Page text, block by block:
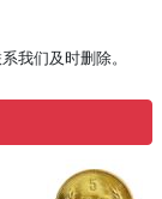
我们及时删除。